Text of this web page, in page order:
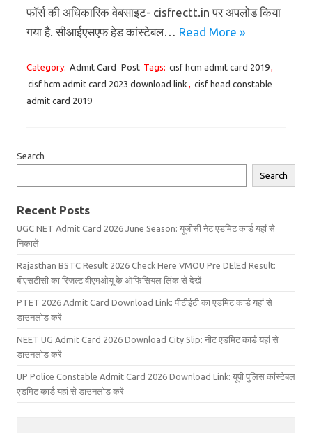
फाॅर्स की अधिकारिक वेबसाइट- cisfrectt.in पर अपलोड किया
गया है. सीआईएसएफ हेड कांस्टेबल… Read More »
Category: Admit Card Post Tags: cisf hcm admit card 2019,
cisf hcm admit card 2023 download link , cisf head constable
admit card 2019
Search
Search
Recent Posts
UGC NET Admit Card 2026 June Season: यूजीसी नेट एडमिट कार्ड यहां से
निकालें
Rajasthan BSTC Result 2026 Check Here VMOU Pre DElEd Result:
बीएसटीसी का रिजल्ट वीएमओयू के ऑफिसियल लिंक से देखें
PTET 2026 Admit Card Download Link: पीटीईटी का एडमिट कार्ड यहां से
डाउनलोड करें
NEET UG Admit Card 2026 Download City Slip: नीट एडमिट कार्ड यहां से
डाउनलोड करें
UP Police Constable Admit Card 2026 Download Link: यूपी पुलिस कांस्टेबल
एडमिट कार्ड यहां से डाउनलोड करें